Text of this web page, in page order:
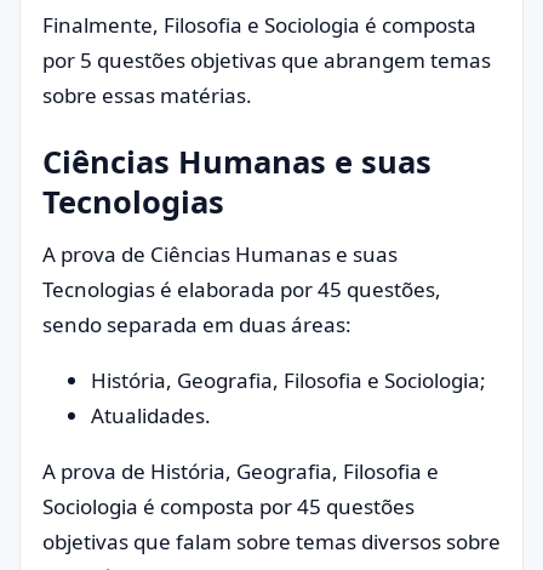
Finalmente, Filosofia e Sociologia é composta
por 5 questões objetivas que abrangem temas
sobre essas matérias.
Ciências Humanas e suas
Tecnologias
A prova de Ciências Humanas e suas
Tecnologias é elaborada por 45 questões,
sendo separada em duas áreas:
História, Geografia, Filosofia e Sociologia;
Atualidades.
A prova de História, Geografia, Filosofia e
Sociologia é composta por 45 questões
objetivas que falam sobre temas diversos sobre